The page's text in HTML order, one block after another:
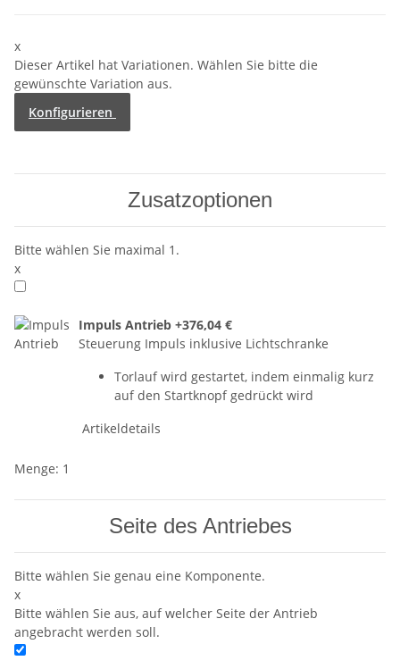
x
Dieser Artikel hat Variationen. Wählen Sie bitte die
gewünschte Variation aus.
Konfigurieren
Zusatzoptionen
Bitte wählen Sie maximal 1.
x
Impuls Antrieb +376,04 €
Steuerung Impuls inklusive Lichtschranke
Torlauf wird gestartet, indem einmalig kurz
auf den Startknopf gedrückt wird
Artikeldetails
Menge: 1
Seite des Antriebes
Bitte wählen Sie genau eine Komponente.
x
Bitte wählen Sie aus, auf welcher Seite der Antrieb
angebracht werden soll.